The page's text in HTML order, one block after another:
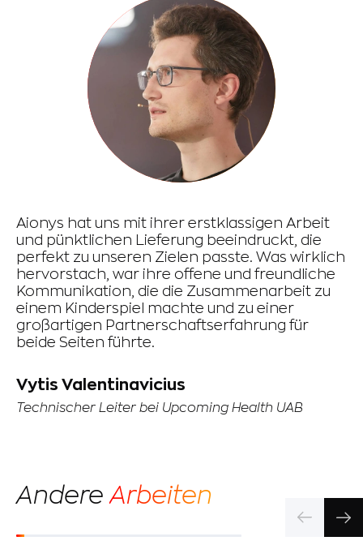
Aionys hat uns mit ihrer erstklassigen Arbeit
und pünktlichen Lieferung beeindruckt, die
perfekt zu unseren Zielen passte. Was wirklich
hervorstach, war ihre offene und freundliche
Kommunikation, die die Zusammenarbeit zu
einem Kinderspiel machte und zu einer
großartigen Partnerschaftserfahrung für
beide Seiten führte.
Vytis Valentinavicius
Technischer Leiter bei Upcoming Health UAB
Andere Arbeiten